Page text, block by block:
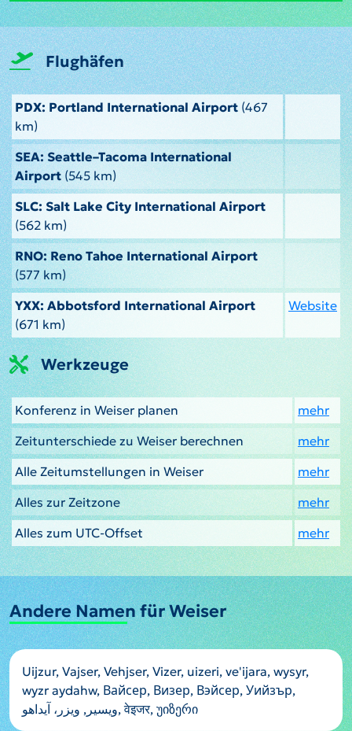
Flughäfen
PDX: Portland International Airport (467
km)
SEA: Seattle–Tacoma International
Airport(545 km)
SLC: Salt Lake City International Airport
(562 km)
RNO: Reno Tahoe International Airport
(577 km)
YXX: Abbotsford International Airport
(671 km)
Website
Werkzeuge
Konferenz in Weiser planen
mehr
Zeitunterschiede zu Weiser berechnen
mehr
Alle Zeitumstellungen in Weiser
mehr
Alles zur Zeitzone
mehr
Alles zum UTC-Offset
mehr
Andere Namen für Weiser
Uijzur, Vajser, Vehjser, Vizer, uizeri, ve'ijara, wysyr,
wyzr aydahw, Вайсер, Визер, Вэйсер, Уийзър,
ويسير, ویزر، آیداهو, वेइजर, უიზერი